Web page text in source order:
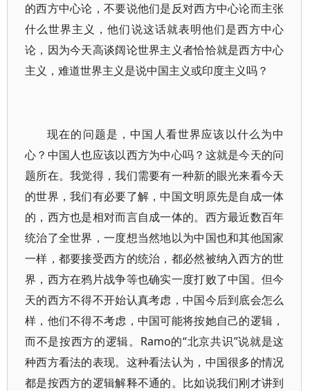
的西方中心论，不要说他们是反对西方中心论而主张
什么世界主义，他们说这话就表明他们是西方中心
论，因为今天高谈阔论世界主义者恰恰就是西方中心
主义，难道世界主义是说中国主义或印度主义吗？
现在的问题是，中国人看世界应该以什么为中
心？中国人也应该以西方为中心吗？这就是今天的问
题所在。我觉得，我们需要有一种新的眼光来看今天
的世界，我们有必要了解，中国文明原先是自成一体
的，西方也是相对而言自成一体的。西方最近数百年
统治了全世界，一度想当然地以为中国也和其他国家
一样，都要接受西方的统治，都必然被纳入西方的世
界，西方在鸦片战争等也确实一度打败了中国。但今
天的西方不得不开始认真考虑，中国今后到底会怎么
样，他们不得不考虑，中国可能将按她自己的逻辑，
而不是按西方的逻辑。Ramo的“北京共识”说就是这
种西方看法的表现。这种看法认为，中国很多的情况
都是按西方的逻辑解释不通的。比如说我们刚才讲到